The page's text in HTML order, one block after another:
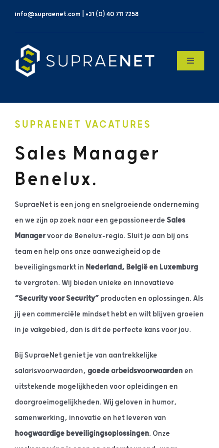
info@supraenet.com | +31 (0) 40 711 7258
Toggle
Over Ons
Products
Contact
SUPRAENET VACATURES
Sales Manager
Benelux.
SupraeNet is een jong en snelgroeiende onderneming
en we zijn op zoek naar een gepassioneerde Sales
Managervoor de Benelux-regio. Sluit je aan bij ons
team en help ons onze aanwezigheid op de
beveiligingsmarkt in Nederland, België en Luxemburg
te vergroten. Wij bieden unieke en innovatieve
“Security voor Security”producten en oplossingen. Als
jij een commerciële mindset hebt en wilt blijven groeien
in je vakgebied, dan is dit de perfecte kans voor jou.
Bij SupraeNet geniet je van aantrekkelijke
salarisvoorwaarden, goede arbeidsvoorwaardenen
uitstekende mogelijkheden voor opleidingen en
doorgroeimogelijkheden. Wij geloven in humor,
samenwerking, innovatie en het leveren van
hoogwaardige beveiligingsoplossingen. Onze